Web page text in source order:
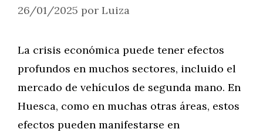
26/01/2025 por Luiza
La crisis económica puede tener efectos
profundos en muchos sectores, incluido el
mercado de vehículos de segunda mano. En
Huesca, como en muchas otras áreas, estos
efectos pueden manifestarse en